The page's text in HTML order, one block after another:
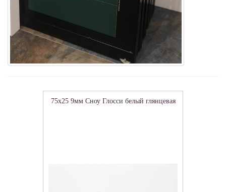
75x25 9мм Сноу Глосси белый глянцевая